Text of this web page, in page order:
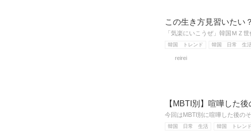
この生き方見習いたい
「気楽にいこうぜ」韓国ＭＺ
韓国 トレンド 韓国 日常 生
reirei
【MBTI別】喧嘩した
今回はMBTI別に喧嘩した後の
韓国 日常 生活 韓国 トレンド